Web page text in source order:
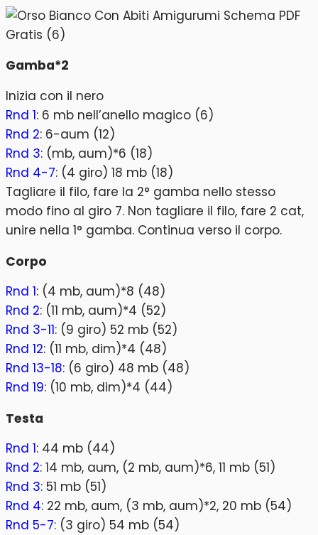
Gamba*2
Inizia con il nero
Rnd 1: 6 mb nell’anello magico (6)
Rnd 2: 6-aum (12)
Rnd 3: (mb, aum)*6 (18)
Rnd 4-7: (4 giro) 18 mb (18)
Tagliare il filo, fare la 2° gamba nello stesso
modo fino al giro 7. Non tagliare il filo, fare 2 cat,
unire nella 1° gamba. Continua verso il corpo.
Corpo
Rnd 1: (4 mb, aum)*8 (48)
Rnd 2: (11 mb, aum)*4 (52)
Rnd 3-11: (9 giro) 52 mb (52)
Rnd 12: (11 mb, dim)*4 (48)
Rnd 13-18: (6 giro) 48 mb (48)
Rnd 19: (10 mb, dim)*4 (44)
Testa
Rnd 1: 44 mb (44)
Rnd 2: 14 mb, aum, (2 mb, aum)*6, 11 mb (51)
Rnd 3: 51 mb (51)
Rnd 4: 22 mb, aum, (3 mb, aum)*2, 20 mb (54)
Rnd 5-7: (3 giro) 54 mb (54)